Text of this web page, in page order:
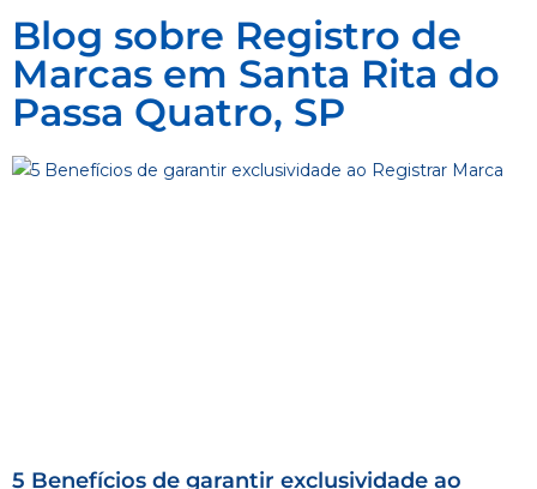
Blog sobre Registro de
Marcas em Santa Rita do
Passa Quatro, SP
5 Benefícios de garantir exclusividade ao